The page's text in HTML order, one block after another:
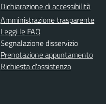
Dichiarazione di accessibilità
Amministrazione trasparente
Leggi le FAQ
Segnalazione disservizio
Prenotazione appuntamento
Richiesta d'assistenza